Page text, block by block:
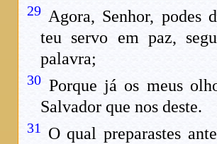
29 Agora, Senhor, podes
teu servo em paz,
palavra;
30 Porque já os meus
Salvador que nos deste.
31
O qual preparastes